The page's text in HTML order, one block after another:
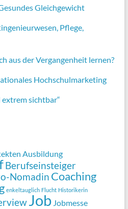
Gleichgewicht
Pflege,
aus der Vergangenheit lernen?
Hochschulmarketing
extrem sichtbar“
Ausbildung
Berufseinsteiger
Nomadin Coaching
enkeltauglich Flucht Historikerin
Job Jobmesse